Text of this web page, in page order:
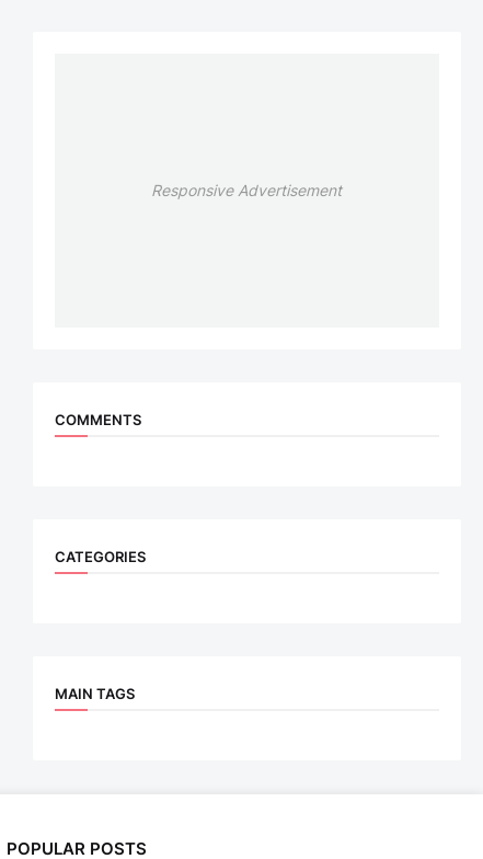
Responsive Advertisement
COMMENTS
CATEGORIES
MAIN TAGS
POPULAR POSTS